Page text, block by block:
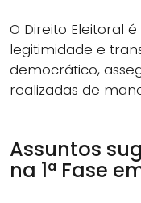
O Direito Eleitoral
legitimidade e
democrático,
realizadas de
Assuntos
na 1ª Fase